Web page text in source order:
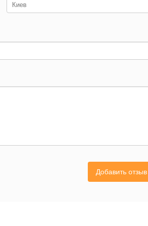
Добавить отзыв